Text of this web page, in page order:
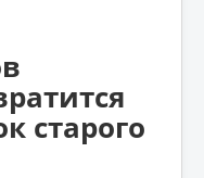
старого